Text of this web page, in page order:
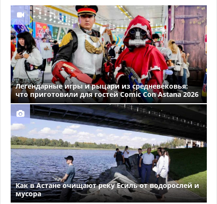
Легендарные игры и рыцари из средневековья:
что приготовили для гостей Comic Con Astana 2026
Как в Астане очищают реку Есиль от водорослей и
мусора